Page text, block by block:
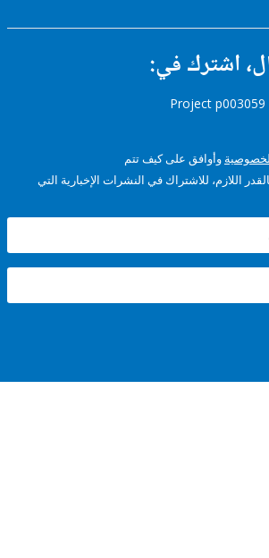
في:
وأوافق على كيف تتم
للاشتراك في النشرات الإخبارية التي